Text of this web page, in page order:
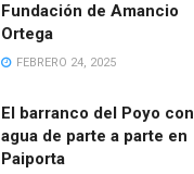
Fundación de Amancio
Ortega
FEBRERO 24, 2025
El barranco del Poyo con
agua de parte a parte en
Paiporta